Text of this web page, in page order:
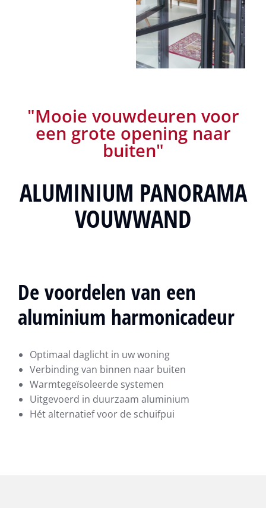
"Mooie vouwdeuren voor
een grote opening naar
buiten"
ALUMINIUM PANORAMA
VOUWWAND
De voordelen van een
aluminium harmonicadeur
Optimaal daglicht in uw woning
Verbinding van binnen naar buiten
Warmtegeïsoleerde systemen
Uitgevoerd in duurzaam aluminium
Hét alternatief voor de schuifpui